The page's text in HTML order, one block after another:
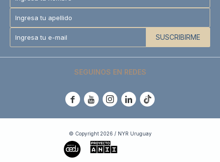
SUSCRIBIRME
SEGUINOS EN REDES
    
© Copyright 2026 / NYR Uruguay